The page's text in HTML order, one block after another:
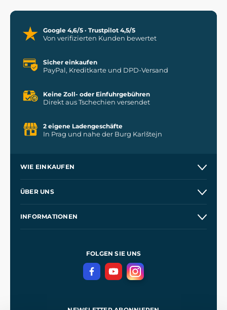
Google 4,6/5 · Trustpilot 4,5/5
Von verifizierten Kunden bewertet
Sicher einkaufen
PayPal, Kreditkarte und DPD-Versand
Keine Zoll- oder Einfuhrgebühren
Direkt aus Tschechien versendet
2 eigene Ladengeschäfte
In Prag und nahe der Burg Karlštejn
WIE EINKAUFEN
Kontakt
ÜBER UNS
INFORMATIONEN
DatenschutzerklärungFOLGEN SIE UNS